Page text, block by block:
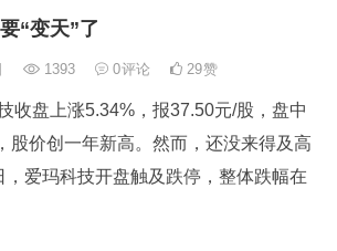
“变天”了
1393 0评论 29赞
收盘上涨5.34%，报37.50元/股，盘中
股价创一年新高。然而，还没来得及高
，爱玛科技开盘触及跌停，整体跌幅在